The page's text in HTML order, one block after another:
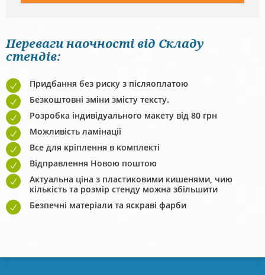
Переваги наочності від Складу
стендів:
Придбання без риску з післяоплатою
Безкоштовні зміни змісту тексту.
Розробка індивідуального макету від 80 грн
Можливість ламінації
Все для кріплення в комплекті
Відправлення Новою поштою
Актуальна ціна з пластиковими кишенями, чию
кількість та розмір стенду можна збільшити
Безпечні матеріали та яскраві фарби